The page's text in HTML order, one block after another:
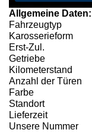
Allgemeine Daten:
Fahrzeugtyp
Karosserieform
Erst-Zul.
Getriebe
Kilometerstand
Anzahl der Türen
Farbe
Standort
Lieferzeit
Unsere Nummer